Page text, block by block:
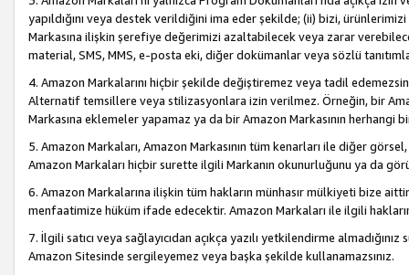
yapıldığını veya destek verildiğini ima eder şekilde; (ii) bizi,
Markasına ilişkin şerefiye değerimizi azaltabilecek veya zarar
material, SMS, MMS, e-posta eki, diğer dokümanlar veya sözlü
4. Amazon Markalarını hiçbir şekilde değiştiremez veya tadil
Alternatif temsillere veya stilizasyonlara izin verilmez. Örneğin, bir
Markasına eklemeler yapamaz ya da bir Amazon Markasının herhangi
5. Amazon Markaları, Amazon Markasının tüm kenarları ile diğer
Amazon Markaları hiçbir surette ilgili Markanın okunurluğunu ya da
6. Amazon Markalarına ilişkin tüm hakların münhasır mülkiyeti bize
menfaatimize hüküm ifade edecektir. Amazon Markaları ile ilgili
7. İlgili satıcı veya sağlayıcıdan açıkça yazılı yetkilendirme
Amazon Sitesinde sergileyemez veya başka şekilde kullanamazsınız.